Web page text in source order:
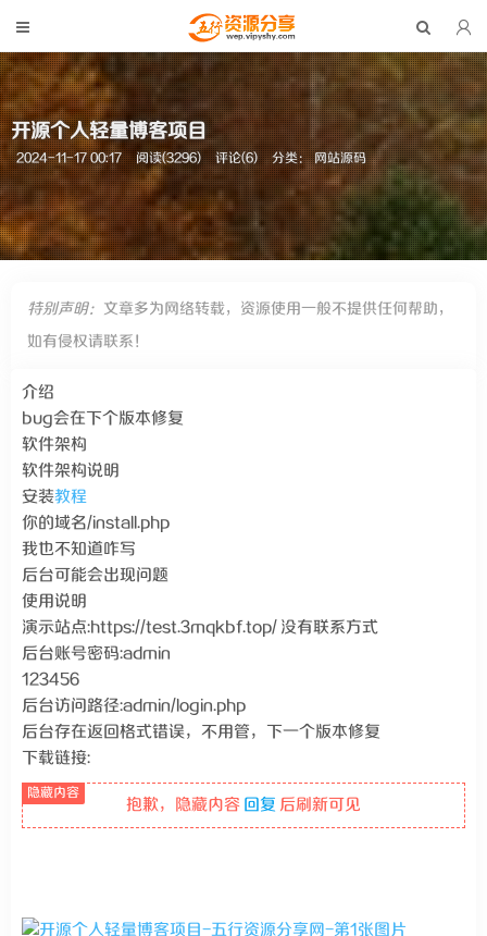
开源个人轻量博客项目
2024-11-17 00:17 阅读(3296) 评论(6) 分类：网站源码
特别声明： 文章多为网络转载，资源使用一般不提供任何帮助，
如有侵权请联系！
介绍
bug会在下个版本修复
软件架构
软件架构说明
安装教程
你的域名/install.php
我也不知道咋写
后台可能会出现问题
使用说明
演示站点:https://test.3mqkbf.top/ 没有联系方式
后台账号密码:admin
123456
后台访问路径:admin/login.php
后台存在返回格式错误，不用管，下一个版本修复
下载链接:
抱歉，隐藏内容 回复 后刷新可见